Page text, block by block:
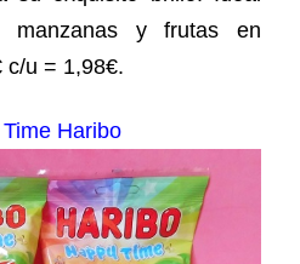
y frutas en
c/u = 1,98€.
Haribo